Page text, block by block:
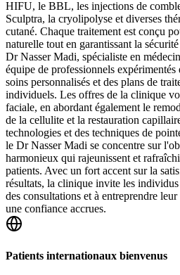
HIFU, le BBL, les injections de
Sculptra, la cryolipolyse et diverses
cutané. Chaque traitement est conçu
naturelle tout en garantissant la
Dr Nasser Madi, spécialiste en
équipe de professionnels
soins personnalisés et des plans de
individuels. Les offres de la clinique
faciale, en abordant également le
de la cellulite et la restauration
technologies et des techniques de
le Dr Nasser Madi se concentre sur
harmonieux qui rajeunissent et
patients. Avec un fort accent sur la
résultats, la clinique invite les
des consultations et à entreprendre
une confiance accrues.
Patients internationaux bienvenus